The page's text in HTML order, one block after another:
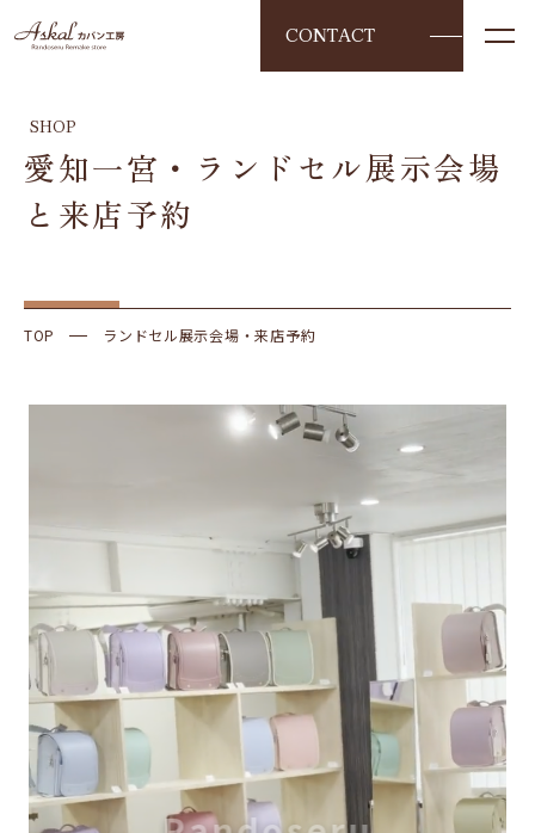
CONTACT
SHOP
愛知一宮・ランドセル展示会場
と来店予約
TOP ランドセル展示会場・来店予約